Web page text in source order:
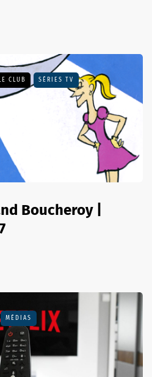
CLUB SÉRIES TV
Boucheroy |
MÉDIAS